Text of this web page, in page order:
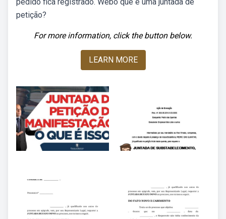
petição?
For more information, click the button below.
LEARN MORE